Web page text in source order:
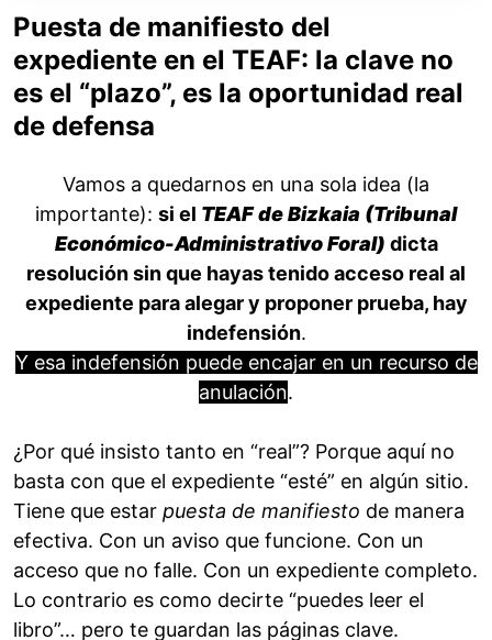
Puesta de manifiesto del
expediente en el TEAF: la clave no
es el “plazo”, es la oportunidad real
de defensa
Vamos a quedarnos en una sola idea (la
importante): si el TEAF de Bizkaia (Tribunal
Económico-Administrativo Foral) dicta
resolución sin que hayas tenido acceso real al
expediente para alegar y proponer prueba, hay
indefensión.
Y esa indefensión puede encajar en un recurso de
anulación.
¿Por qué insisto tanto en “real”? Porque aquí no
basta con que el expediente “esté” en algún sitio.
Tiene que estar puesta de manifiesto de manera
efectiva. Con un aviso que funcione. Con un
acceso que no falle. Con un expediente completo.
Lo contrario es como decirte “puedes leer el
libro”… pero te guardan las páginas clave.